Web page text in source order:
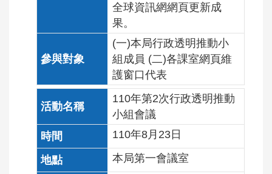
全球資訊網網頁更新成
果。
(一)本局行政透明推動小
組成員 (二)各課室網頁維
護窗口代表
110年第2次行政透明推動
小組會議
110年8月23日
本局第一會議室